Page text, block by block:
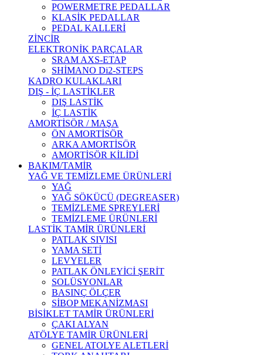
POWERMETRE PEDALLAR
KLASİK PEDALLAR
PEDAL KALLERİ
ZİNCİR
ELEKTRONİK PARÇALAR
SRAM AXS-ETAP
SHİMANO Di2-STEPS
KADRO KULAKLARI
DIŞ - İÇ LASTİKLER
DIŞ LASTİK
İÇ LASTİK
AMORTİSÖR / MAŞA
ÖN AMORTİSÖR
ARKA AMORTİSÖR
AMORTİSÖR KİLİDİ
BAKIM/TAMİR
YAĞ VE TEMİZLEME ÜRÜNLERİ
YAĞ
YAĞ SÖKÜCÜ (DEGREASER)
TEMİZLEME SPREYLERİ
TEMİZLEME ÜRÜNLERİ
LASTİK TAMİR ÜRÜNLERİ
PATLAK SIVISI
YAMA SETİ
LEVYELER
PATLAK ÖNLEYİCİ ŞERİT
SOLÜSYONLAR
BASINÇ ÖLÇER
SİBOP MEKANİZMASI
BİSİKLET TAMİR ÜRÜNLERİ
ÇAKI ALYAN
ATÖLYE TAMİR ÜRÜNLERİ
GENEL ATOLYE ALETLERİ